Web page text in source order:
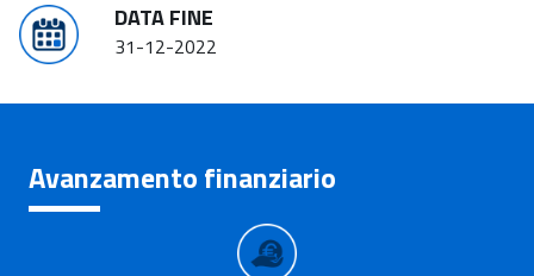
DATA FINE
31-12-2022
Avanzamento finanziario